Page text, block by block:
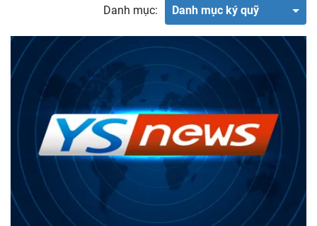
Danh mục: Danh mục ký quỹ